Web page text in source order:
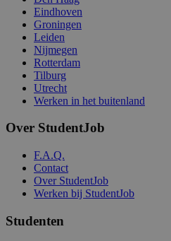
Eindhoven
Groningen
Leiden
Nijmegen
Rotterdam
Tilburg
Utrecht
Werken in het buitenland
Over StudentJob
F.A.Q.
Contact
Over StudentJob
Werken bij StudentJob
Studenten